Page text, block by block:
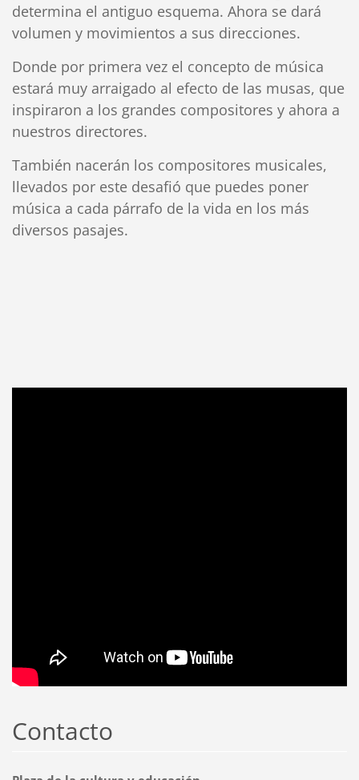
determina el antiguo esquema. Ahora se dará
volumen y movimientos a sus direcciones.
Donde por primera vez el concepto de música
estará muy arraigado al efecto de las musas, que
inspiraron a los grandes compositores y ahora a
nuestros directores.
También nacerán los compositores musicales,
llevados por este desafió que puedes poner
música a cada párrafo de la vida en los más
diversos pasajes.
Contacto